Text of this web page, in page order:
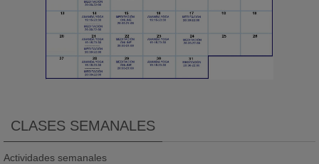
CLASES SEMANALES
Actividades semanales